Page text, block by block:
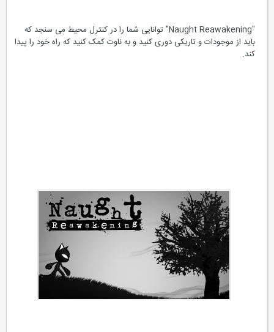
"Naught Reawakening" توانایی شما را در کنترل محیط می سنجد که
باید از موجودات و تاریکی دوری کنید و به ناوت کمک کنید که راه خود را پیدا
کند.